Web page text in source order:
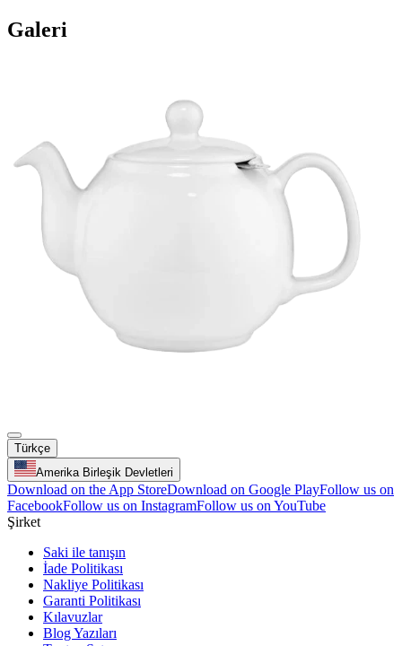
Galeri
Türkçe
Amerika Birleşik Devletleri
Download on the App StoreDownload on Google PlayFollow us on
FacebookFollow us on InstagramFollow us on YouTube
Şirket
Saki ile tanışın
İade Politikası
Nakliye Politikası
Garanti Politikası
Kılavuzlar
Blog Yazıları